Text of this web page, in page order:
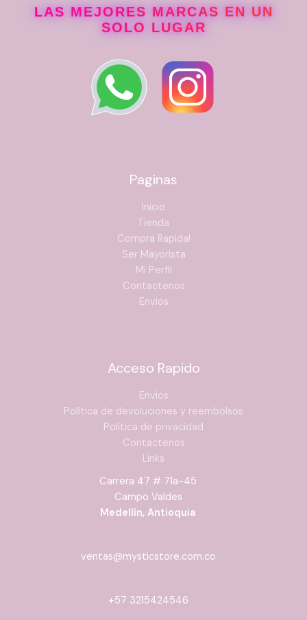
LAS MEJORES MARCAS EN UN
SOLO LUGAR
Paginas
Inicio
Tienda
Compra Rapida!
Ser Mayorista
Mi Perfil
Contactenos
Envios
Acceso Rapido
Envios
Política de devoluciones y reembolsos
Política de privacidad
Contactenos
Links
Carrera 47 # 71a-45
Campo Valdes
Medellín, Antioquia
ventas@mysticstore.com.co
+57 3215424546